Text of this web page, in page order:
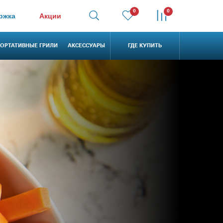
Акции
0 0
ГРИЛИ АКСЕССУАРЫ ГДЕ КУПИТЬ